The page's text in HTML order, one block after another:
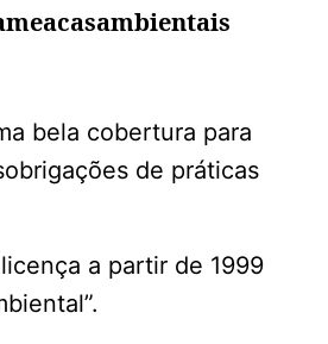
bela cobertura para
de práticas
a partir de 1999